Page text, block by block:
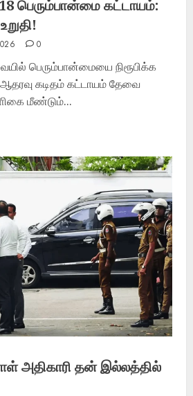
பெரும்பான்மை கட்டாயம்:
0
பெரும்பான்மையை நிரூபிக்க
கடிதம் கட்டாயம் தேவை
மீண்டும்...
அதிகாரி தன் இல்லத்தில்